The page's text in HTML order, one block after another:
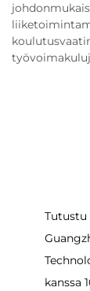
Tutustu
kanssa